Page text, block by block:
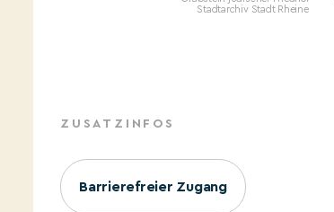
Stadtarchiv Stadt Rheine
ZUSATZINFOS
Barrierefreier Zugang